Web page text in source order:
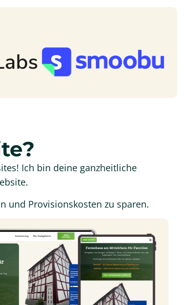
Ich bin deine ganzheitliche
und Provisionskosten zu sparen.